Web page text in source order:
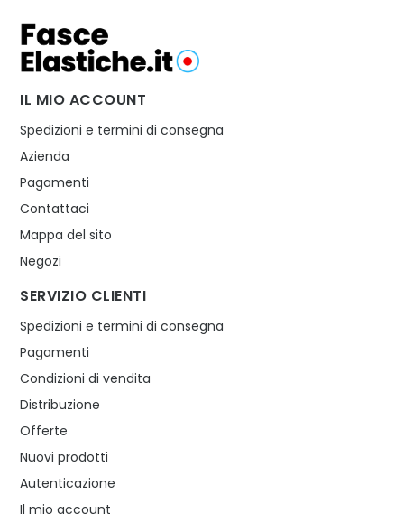
IL MIO ACCOUNT
Spedizioni e termini di consegna
Azienda
Pagamenti
Contattaci
Mappa del sito
Negozi
SERVIZIO CLIENTI
Spedizioni e termini di consegna
Pagamenti
Condizioni di vendita
Distribuzione
Offerte
Nuovi prodotti
Autenticazione
Il mio account